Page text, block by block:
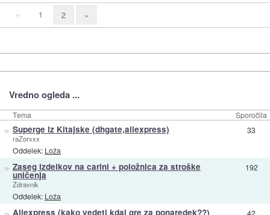
« 1 2 »
Vredno ogleda ...
Tema Sporočila
» Superge iz Kitajske (dhgate,aliexpress)
raZorxxx
Oddelek: Loža
33
» Zaseg izdelkov na carini + položnica za stroške
uničenja
Zdravnik
Oddelek: Loža
192
Aliexpress (kako vedeti kdaj gre za ponaredek??)